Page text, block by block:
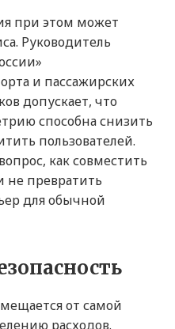
при этом может
Руководитель
и пассажирских
допускает, что
способна снизить
пользователей.
как совместить
не превратить
для обычной
от самой
расходов.